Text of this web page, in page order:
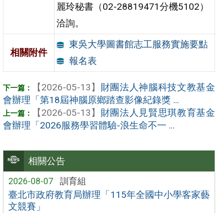
相關公告
2026-08-07 訓育組
臺北市政府教育局辦理「115年全國中小學客家藝
文競賽」
麗玲秘書（02-28819471分機5102）
洽詢。
相關附件
東吳大學圖書館志工服務實施要點
報名表
【2026-05-13】 財團法人神腦科技文教基金
會辦理「第18屆神腦原鄉踏查影像紀錄獎 ...
【2026-05-13】 財團法人見賢思琪教育基金
會辦理「2026服務學習體驗-浪生命不一 ...